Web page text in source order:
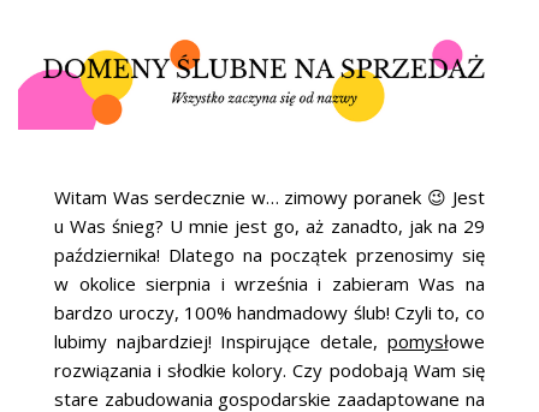
WASZE ŚLUBY
{HOT SEXY BEST}
ŚLUBNE STYLE
MAGAZYNY
ARCHIWUM
Witam Was serdecznie w… zimowy poranek 😉 Jest
u Was śnieg? U mnie jest go, aż zanadto, jak na 29
października! Dlatego na początek przenosimy się
w okolice sierpnia i września i zabieram Was na
bardzo uroczy, 100% handmadowy ślub! Czyli to, co
lubimy najbardziej! Inspirujące detale, pomysłowe
rozwiązania i słodkie kolory. Czy podobają Wam się
stare zabudowania gospodarskie zaadaptowane na